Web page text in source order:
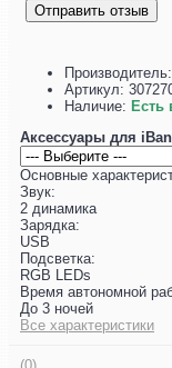
Отправить отзыв
Производитель:
Артикул:
Наличие: Есть
Аксессуары для
Основные
Звук:
2 динамика
Зарядка:
USB
Подсветка:
RGB LEDs
Время автономной
До 3 ночей
Все характеристики